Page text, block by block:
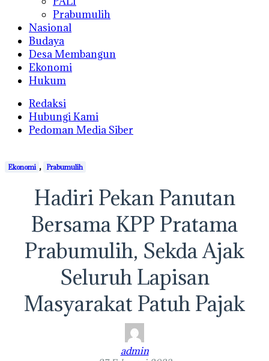
Prabumulih
Nasional
Budaya
Desa Membangun
Ekonomi
Hukum
Redaksi
Hubungi Kami
Pedoman Media Siber
Ekonomi , Prabumulih
Hadiri Pekan Panutan
Bersama KPP Pratama
Prabumulih, Sekda Ajak
Seluruh Lapisan
Masyarakat Patuh Pajak
admin